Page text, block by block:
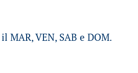
MAR, VEN, SAB e DOM.